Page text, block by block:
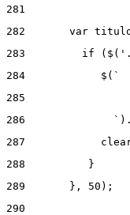
281
282
var
283
if
284
            $(`
285
286
287
288
          }
289
       }, 50);
290